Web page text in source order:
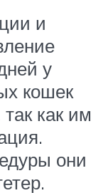
и
у
кошек
как им
они